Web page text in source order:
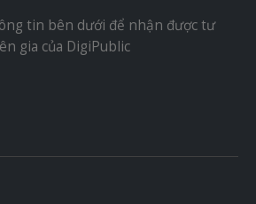
tin bên dưới để nhận được tư
gia của DigiPublic